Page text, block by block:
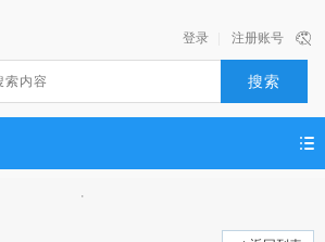
注册账号
登录
搜索